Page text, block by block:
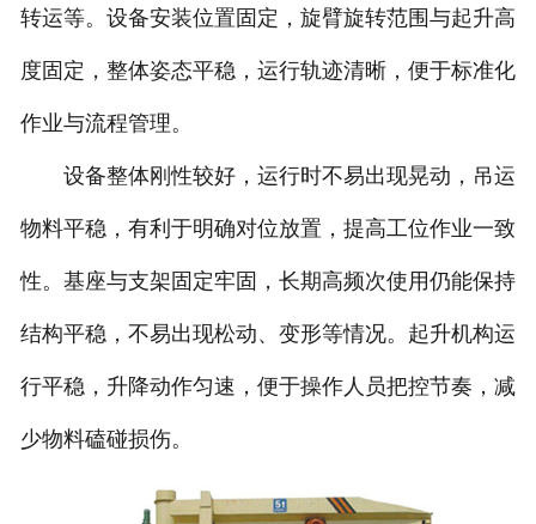
联系我们
转运等。设备安装位置固定，旋臂旋转范围与起升高
度固定，整体姿态平稳，运行轨迹清晰，便于标准化
作业与流程管理。
设备整体刚性较好，运行时不易出现晃动，吊运
物料平稳，有利于明确对位放置，提高工位作业一致
性。基座与支架固定牢固，长期高频次使用仍能保持
结构平稳，不易出现松动、变形等情况。起升机构运
行平稳，升降动作匀速，便于操作人员把控节奏，减
少物料磕碰损伤。